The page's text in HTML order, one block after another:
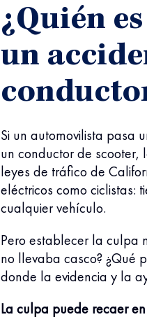
¿Quién
un
Si un automovilista pasa
un conductor de scooter,
leyes de tráfico de
eléctricos como ciclistas:
cualquier vehículo.
Pero establecer la culpa
no llevaba casco? ¿Qué
donde la evidencia y la
La culpa puede recaer